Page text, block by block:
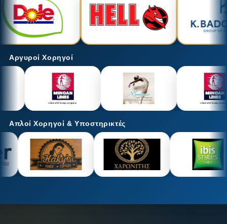
Αργυροί Χορηγοί
Απλοί Χορηγοί & Υποστηρικτές